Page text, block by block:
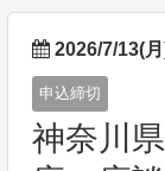
2026/7/13(
申込締切
神奈川